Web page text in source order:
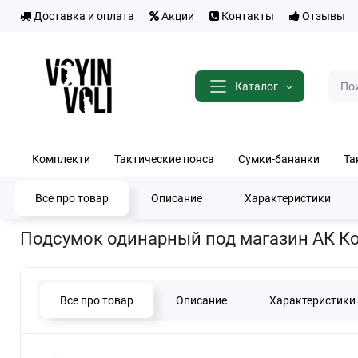
Доставка и оплата Акции Контакты Отзывы
Каталог
Комплекти Тактические пояса Сумки-бананки
Все про товар Описание Характеристики
Главная Тактические подсумки Подсумки для магазинов
Подсумок одинарный под магазин АК
Все про товар Описание Характеристики